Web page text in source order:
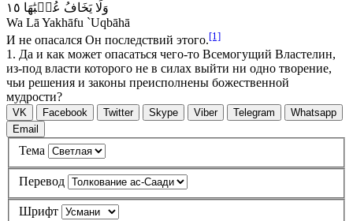
وَلَايَخَافُ عُقۡبَٰهَا
Wa Lā Yakhāfu `Uqbāhā
И не опасался Он последствий этого.[1]
1. Да и как может опасаться чего-то Всемогущий Властелин,
из-под власти которого не в силах выйти ни одно творение,
чьи решения и законы преисполнены божественной
мудрости?
VK Facebook Twitter Skype Viber Telegram
Whatsapp
Email
Тема
Перевод
Шрифт